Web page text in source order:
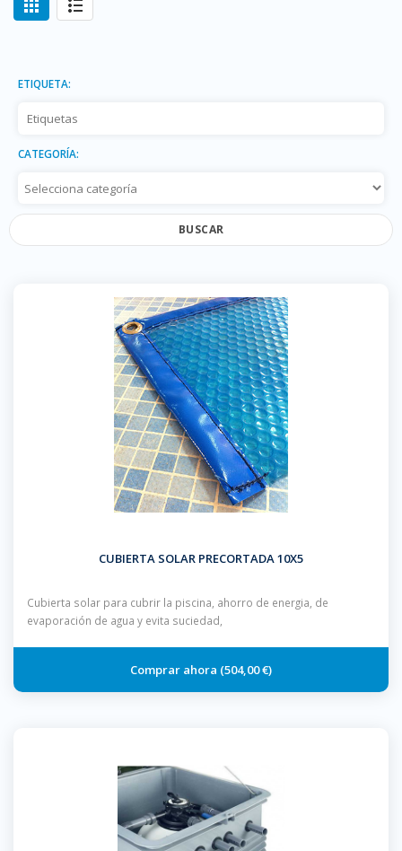
ETIQUETA:
CATEGORÍA:
BUSCAR
CUBIERTA SOLAR PRECORTADA 10X5
Cubierta solar para cubrir la piscina, ahorro de energia, de
evaporación de agua y evita suciedad,
504,00 €